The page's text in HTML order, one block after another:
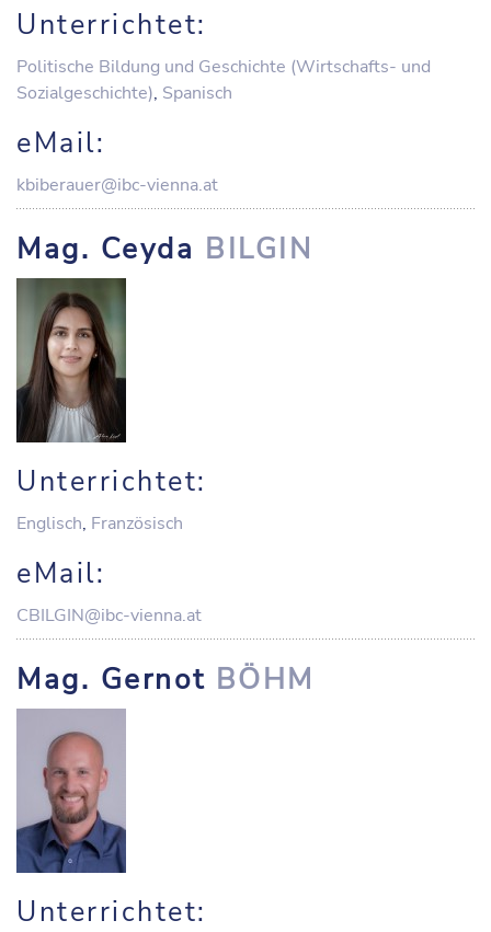
Unterrichtet:
Politische Bildung und Geschichte (Wirtschafts- und
Sozialgeschichte), Spanisch
eMail:
kbiberauer@ibc-vienna.at
Mag. Ceyda BILGIN
Unterrichtet:
Englisch, Französisch
eMail:
CBILGIN@ibc-vienna.at
Mag. Gernot BÖHM
Unterrichtet: